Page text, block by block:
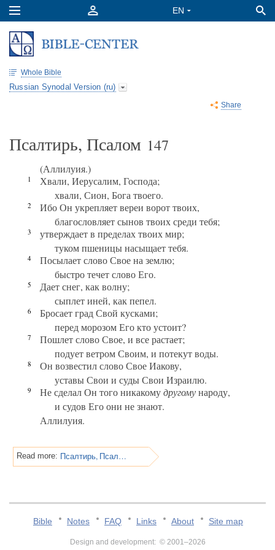
Whole Bible
Russian Synodal Version (ru)
Share
Псалтирь, Псалом 147
(Аллилуия.)
1
Хвали, Иерусалим, Господа;
хвали, Сион, Бога твоего.
2
Ибо Он укрепляет вереи ворот твоих,
благословляет сынов твоих среди тебя;
3
утверждает в пределах твоих мир;
туком пшеницы насыщает тебя.
4
Посылает слово Свое на землю;
быстро течет слово Его.
5
Дает снег, как волну;
сыплет иней, как пепел.
6
Бросает град Свой кусками;
перед морозом Его кто устоит?
7
Пошлет слово Свое, и все растает;
подует ветром Своим, и потекут воды.
8
Он возвестил слово Свое Иакову,
уставы Свои и суды Свои Израилю.
9 Не сделал Он того никакомудругомународу,
и судов Его они не знают.
Аллилуия.
Read more: Псалтирь, Псалом 148
Bible Notes FAQ Links About Site map
Design and development: © 2001–2026